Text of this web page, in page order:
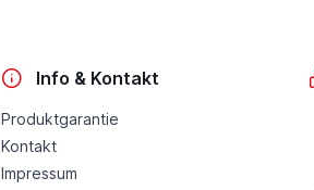
Info & Kontakt
Produktgarantie
Kontakt
Impressum